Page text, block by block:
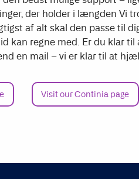
der holder i længden Vi
af alt skal den passe til
kan regne med. Er du klar
en mail – vi er klar til at
Visit our Continia page